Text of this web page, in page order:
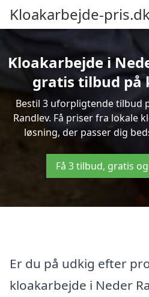
Kloakarbejde-
Kloakarbejde i
gratis tilbud på
Bestil 3 uforpligtende tilbud
Randlev. Få priser fra lokale
løsning, der passer dig
Få 3 tilbud, gratis
Er du på udkig efter
kloakarbejde i Neder